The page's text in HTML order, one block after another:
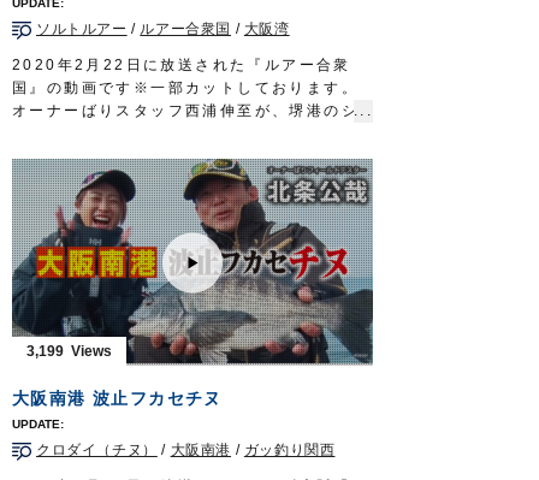
ソルトルアー / ルアー合衆国 / 大阪湾
2020年2月22日に放送された『ルアー合衆
国』の動画です※一部カットしております。
オーナーばりスタッフ西浦伸至が、堺港のシ
トからのウルトラライトゲームで、メバルを
メインにガシラ、メッキを狙います。
■使用ジグヘッド
メバル弾丸
流弾丸
クロスヘッド
■使用ワーム
ピンワームM
リングキックテイル2”
リングツインテイル1.5”
日 22時30分～22時45分放送
http://lure-us.com/
OWNERMOVIE http://ownertv.jp/
オーナーばりwebsite
3,199
大阪南港 波止フカセチヌ
クロダイ（チヌ） / 大阪南港 / ガッ釣り関西